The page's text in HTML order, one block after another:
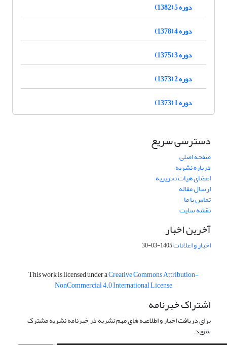
دوره 5 (1382)
دوره 4 (1378)
دوره 3 (1375)
دوره 2 (1373)
دوره 1 (1373)
دسترسی سریع
صفحه اصلی
درباره نشریه
اعضای هیات تحریریه
ارسال مقاله
تماس با ما
نقشه سایت
آخرین اخبار
اخبار و اعلانات1405-03-30
This work is licensed under aCreative Commons Attribution-
NonCommercial 4.0 International License
اشتراک خبرنامه
برای دریافت اخبار و اطلاعیه های مهم نشریه در خبرنامه نشریه مشترک
شوید.